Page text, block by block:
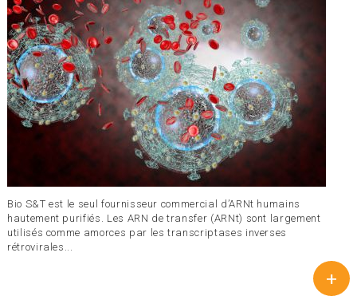
Bio S&T est le seul fournisseur commercial d’ARNt humains
hautement purifiés. Les ARN de transfer (ARNt) sont largement
utilisés comme amorces par les transcriptases inverses
rétrovirales...
+